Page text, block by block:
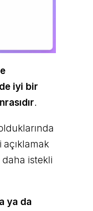
iyi bir
.
daha istekli
ya da